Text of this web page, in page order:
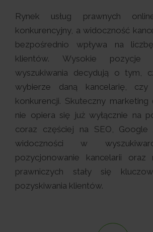
Rynek usług prawnych
konkurencyjny, a widoczność
bezpośrednio wpływa na
klientów. Wysokie pozycje
wyszukiwania decydują o tym,
wybierze daną kancelarię,
konkurencji. Skuteczny
nie opiera się już wyłącznie na
coraz częściej na SEO, Google
widoczności w
pozycjonowanie kancelarii oraz
prawniczych stały się
pozyskiwania klientów.